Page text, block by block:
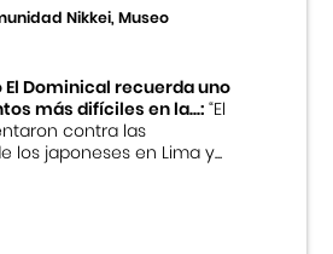
Nikkei, Museo
Dominical recuerda uno
más difíciles en la...:“El
contra las
los japoneses en Lima y...